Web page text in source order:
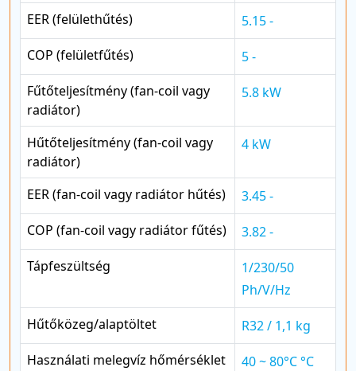
EER (felülethűtés)
5.15 -
COP (felületfűtés)
5 -
Fűtőteljesítmény (fan-coil vagy
radiátor)
5.8 kW
Hűtőteljesítmény (fan-coil vagy
radiátor)
4 kW
EER (fan-coil vagy radiátor hűtés)
3.45 -
COP (fan-coil vagy radiátor fűtés)
3.82 -
Tápfeszültség
1/230/50
Ph/V/Hz
Hűtőközeg/alaptöltet
R32 / 1,1 kg
Használati melegvíz hőmérséklet
40 ~ 80°C °C